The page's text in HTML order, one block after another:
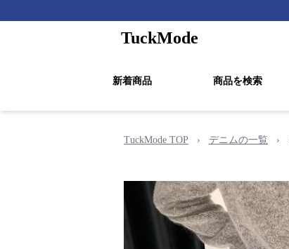
TuckMode
新着商品 商品を検索
TuckMode TOP › デニムの一覧 ›